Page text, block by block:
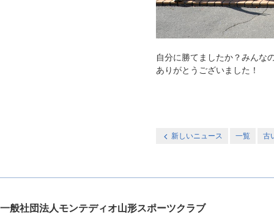
自分に勝てましたか？みんな
ありがとうございました！
新しいニュース 一覧 古
一般社団法人モンテディオ山形スポーツクラブ